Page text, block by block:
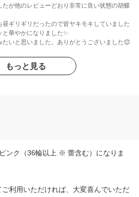
が他のレビューどおり非常に良い状態の胡蝶
ギリギリだったので皆ヤキモキしていました
華やかになりました✨️
たいと思いました。ありがとうございました😊
もっと見る
ンク（36輪以上 ※ 蕾含む）になりま
利用いただければ、大変喜んでいただ